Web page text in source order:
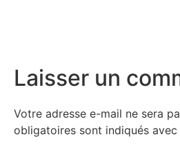
Laisser un
Votre adresse e-mail ne sera
obligatoires sont indiqués avec